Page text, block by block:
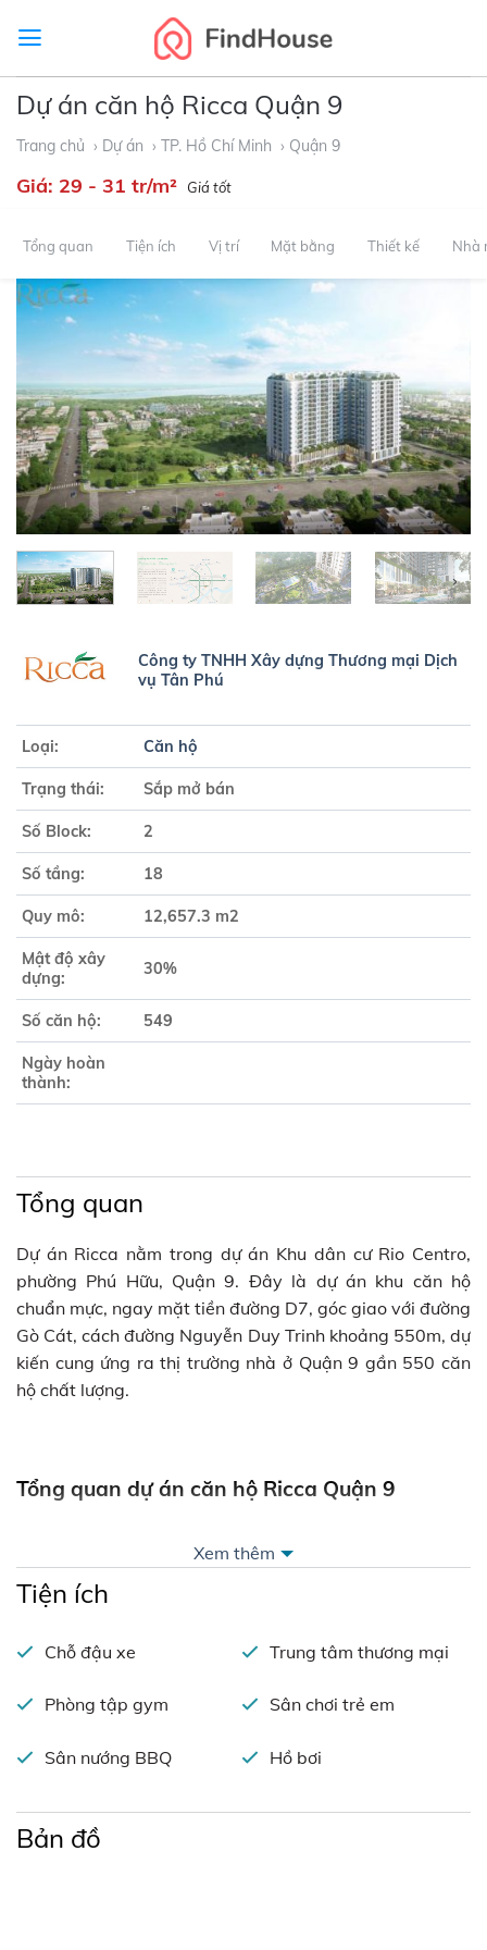
Dự án căn hộ Ricca Quận 9
Trang chủ › Dự án › TP. Hồ Chí Minh › Quận 9
Giá: 29 - 31 tr/m² Giá tốt
Tổng quan Tiện ích Vị trí Mặt bằng Thiết kế Nhà
Công ty TNHH Xây dựng Thương mại Dịch
vụ Tân Phú
Loại: Căn hộ
Trạng thái: Sắp mở bán
Số Block: 2
Số tầng: 18
Quy mô: 12,657.3 m2
Mật độ xây
dựng:
30%
Số căn hộ: 549
Ngày hoàn
thành:
Tổng quan
Dự án Ricca nằm trong dự án Khu dân cư Rio Centro,
phường Phú Hữu, Quận 9. Đây là dự án khu căn hộ
chuẩn mực, ngay mặt tiền đường D7, góc giao với đường
Gò Cát, cách đường Nguyễn Duy Trinh khoảng 550m, dự
kiến cung ứng ra thị trường nhà ở Quận 9 gần 550 căn
hộ chất lượng.
Tổng quan dự án căn hộ Ricca Quận 9
+ Tên dự án:Ricca
Dịch vụ Tân Phú
+ Đơn vị phát triển: Rio Land
+ Nhà thầu xây dựng: Phước Thành
+ Vị trí dự án:
Xem thêm
Tiện ích
Chỗ đậu xe Trung tâm thương mại
Phòng tập gym Sân chơi trẻ em
Sân nướng BBQ Hồ bơi
Bản đồ